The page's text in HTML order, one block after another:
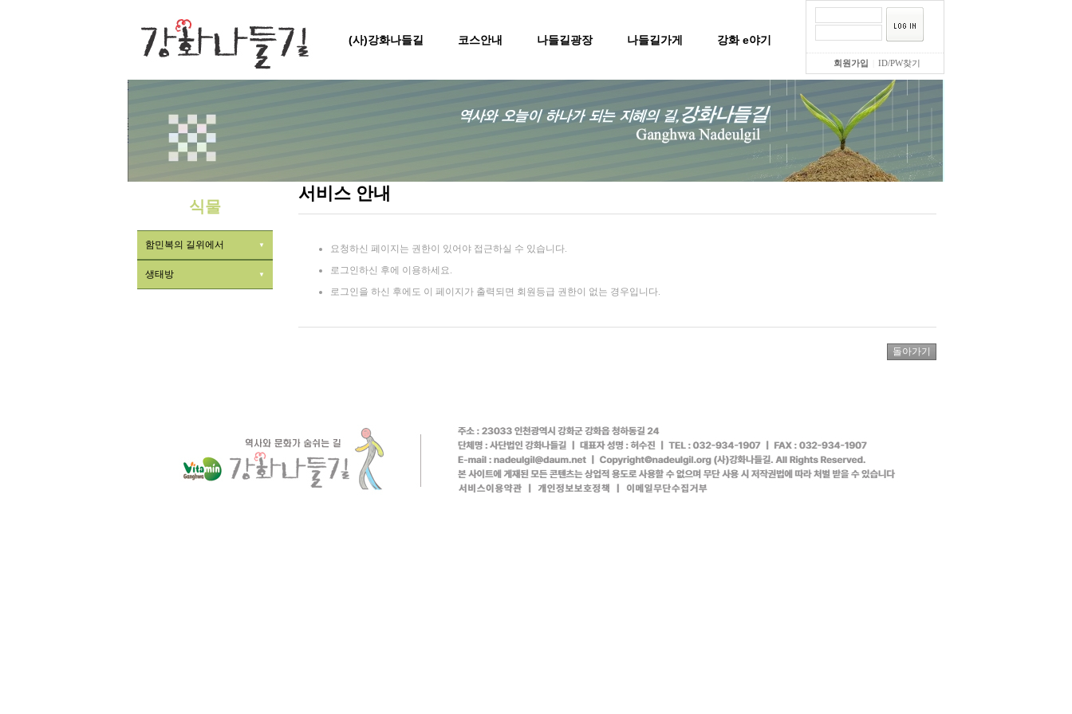
(사)강화나들길 코스안내 나들길광장 나들길가게 강화 e야기
회원가입 ID/PW찾기
식물
함민복의 길위에서
생태방
서비스 안내
요청하신 페이지는 권한이 있어야 접근하실 수 있습니다.
로그인하신 후에 이용하세요.
로그인을 하신 후에도 이 페이지가 출력되면 회원등급 권한이 없는 경우입니다.